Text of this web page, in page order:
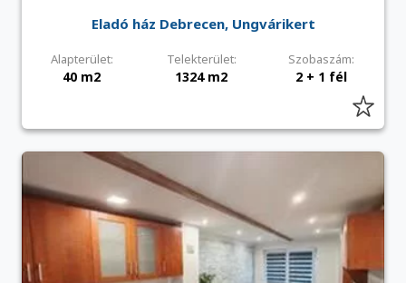
Eladó ház Debrecen, Ungvárikert
Alapterület: Telekterület: Szobaszám:
40 m2 1324 m2 2 + 1 fél